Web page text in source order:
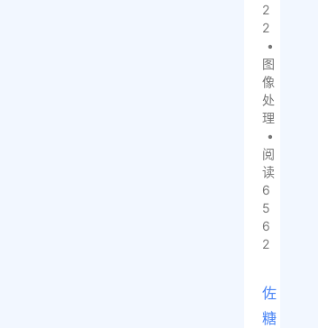
2
2
•
图
像
处
理
•
阅
读
6
5
6
2
佐
糖